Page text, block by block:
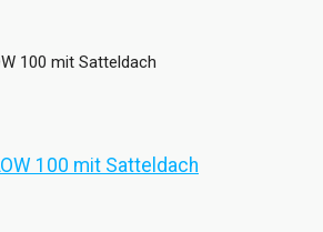
100 mit Satteldach